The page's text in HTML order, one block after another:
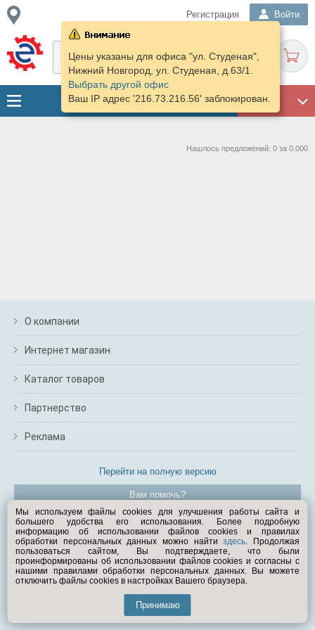
Регистрация Войти
ГАРАЖ
Цены указаны для офиса "ул. Студеная",
Нижний Новгород, ул. Студеная, д.63/1.
Выбрать другой офис
Ваш IP адрес '216.73.216.56' заблокирован.
Нашлось предложений: 0 за 0.000
О компании
Интернет магазин
Каталог товаров
Партнерство
Реклама
Перейти на полную версию
Вам помочь?
© Exist.ru 1998—2026
Мы используем файлы cookies для улучшения работы сайта и
большего удобства его использования. Более подробную
информацию об использовании файлов cookies и правилах
обработки персональных данных можно найтиздесь. Продолжая
пользоваться сайтом, Вы подтверждаете, что были
проинформированы об использовании файлов cookies и согласны с
нашими правилами обработки персональных данных. Вы можете
отключить файлы cookies в настройках Вашего браузера.
Принимаю